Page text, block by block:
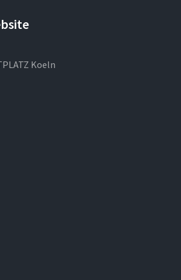
Koeln